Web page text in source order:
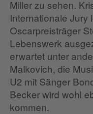
Miller zu sehen.
Internationale Jury
Oscarpreisträger
Lebenswerk
erwartet unter
Malkovich, die
U2 mit Sänger
Becker wird wohl
kommen.